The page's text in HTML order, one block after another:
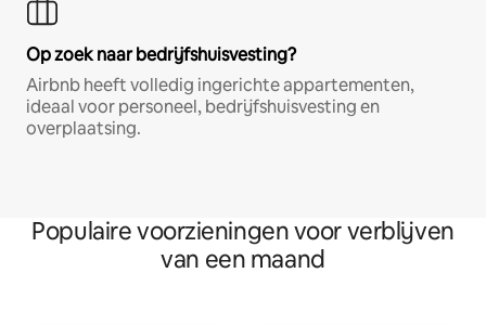
Op zoek naar bedrijfshuisvesting?
Airbnb heeft volledig ingerichte appartementen,
ideaal voor personeel, bedrijfshuisvesting en
overplaatsing.
Populaire voorzieningen voor verblijven
van een maand